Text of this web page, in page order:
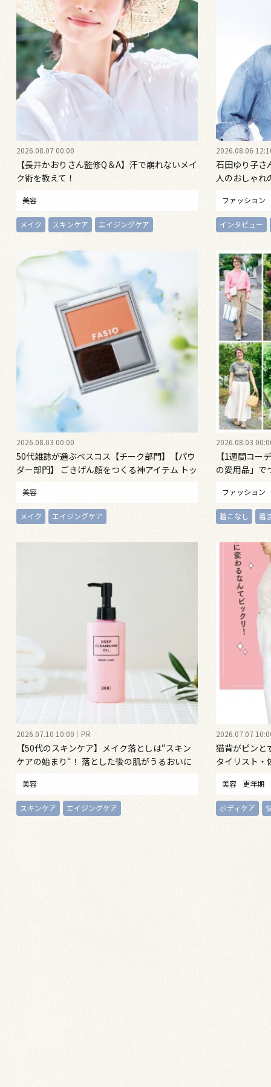
2026.08.07 00:00
【長井かおりさん監修Q＆A】汗で崩れないメイ
ク術を教えて！
美容
メイク スキンケア エイジングケア
2026.08.06
石田ゆり子さ
人のおしゃれ
ファッション
インタビュー
2026.08.03 00:00
50代雑誌が選ぶベスコス【チーク部門】【パウ
ダー部門】 ごきげん顔をつくる神アイテム トッ
美容
メイク エイジングケア
2026.08.03
【1週間コー
の愛用品」で
ファッション
着こなし 着
2026.07.10 10:00 PR
【50代のスキンケア】メイク落としは“スキン
ケアの始まり“！ 落とした後の肌がうるおいに
美容
スキンケア エイジングケア
2026.07.07
猫背がピンと
タイリスト・
美容 更年期
ボディケア